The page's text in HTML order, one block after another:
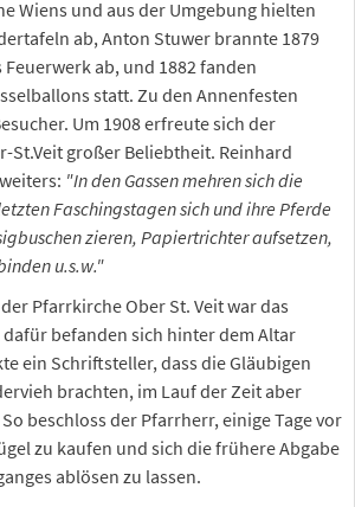
Wiens und aus der Umgebung hielten
ab, Anton Stuwer brannte 1879
ab, und 1882 fanden
statt. Zu den Annenfesten
Um 1908 erfreute sich der
St.Veit großer Beliebtheit. Reinhard
"In den Gassen mehren sich die
Faschingstagen sich und ihre Pferde
zieren, Papiertrichter aufsetzen,
u.s.w."
Pfarrkirche Ober St. Veit war das
befanden sich hinter dem Altar
ein Schriftsteller, dass die Gläubigen
brachten, im Lauf der Zeit aber
beschloss der Pfarrherr, einige Tage vor
zu kaufen und sich die frühere Abgabe
ablösen zu lassen.